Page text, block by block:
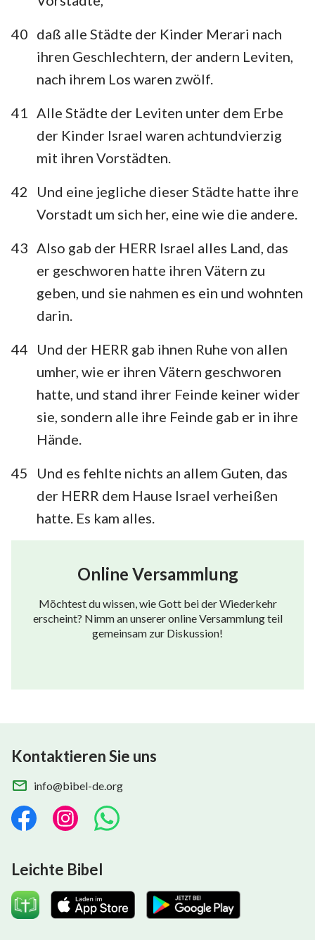
40 daß alle Städte der Kinder Merari nach
ihren Geschlechtern, der andern Leviten,
nach ihrem Los waren zwölf.
41
Alle Städte der Leviten unter dem Erbe
der Kinder Israel waren achtundvierzig
mit ihren Vorstädten.
42
Und eine jegliche dieser Städte hatte ihre
Vorstadt um sich her, eine wie die andere.
43 Also gab der HERR Israel alles Land, das
er geschworen hatte ihren Vätern zu
geben, und sie nahmen es ein und wohnten
darin.
44
Und der HERR gab ihnen Ruhe von allen
umher, wie er ihren Vätern geschworen
hatte, und stand ihrer Feinde keiner wider
sie, sondern alle ihre Feinde gab er in ihre
Hände.
45
Und es fehlte nichts an allem Guten, das
der HERR dem Hause Israel verheißen
hatte. Es kam alles.
Online Versammlung
Möchtest du wissen, wie Gott bei der Wiederkehr
erscheint? Nimm an unserer online Versammlung teil
gemeinsam zur Diskussion!
Kontaktieren Sie uns
info@bibel-de.org
Leichte Bibel